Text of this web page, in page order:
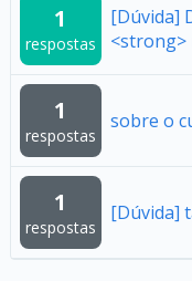
1
respostas
[Dúvida]
<strong>
1
respostas
sobre o
1
respostas
[Dúvida]